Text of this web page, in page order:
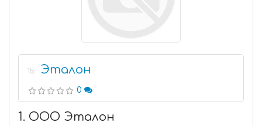
15 Эталон
0
1. ООО Эталон